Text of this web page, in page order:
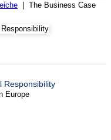
| The Business Case
Responsibility
Europe